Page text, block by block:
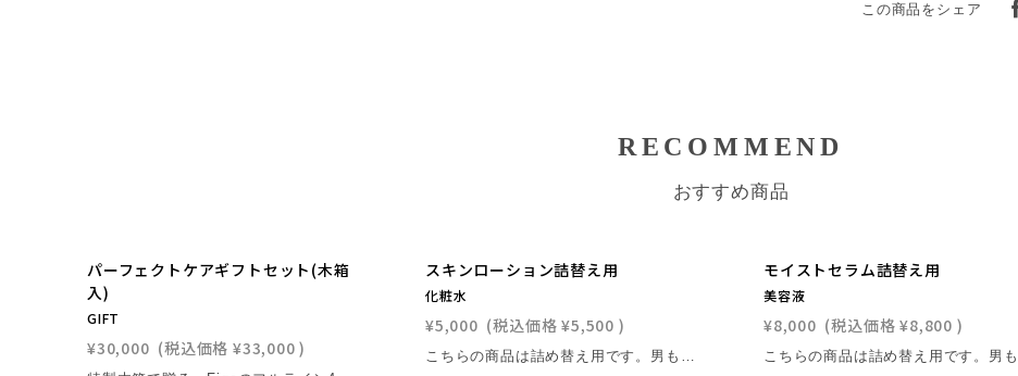
この商品をシェア
RECOMMEND
おすすめ商品
パーフェクトケアギフトセット(木箱
入)
GIFT
¥30,000 (税込価格 ¥33,000 )
スキンローション詰替え用
化粧水
¥5,000 (税込価格 ¥5,500 )
モイストセラム詰替え用
美容液
¥8,000 (税込価格 ¥8,800 )